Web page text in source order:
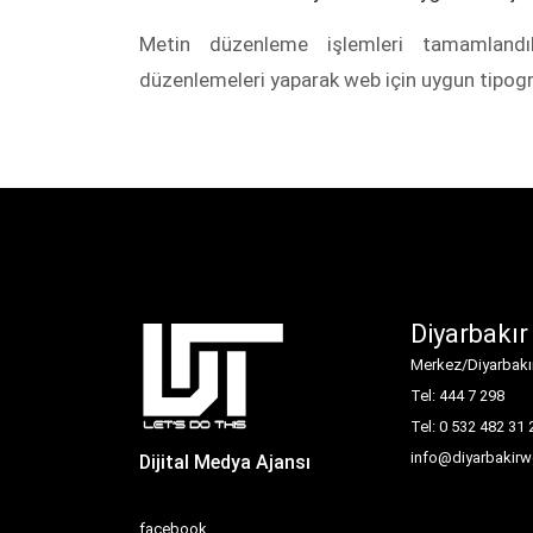
Metin düzenleme işlemleri
düzenlemeleri yaparak web için uygun
Dijital Medya Ajansı
facebook
Diyarbakır
Merkez/
Tel: 444 7 298
Tel: 0 532 482 31